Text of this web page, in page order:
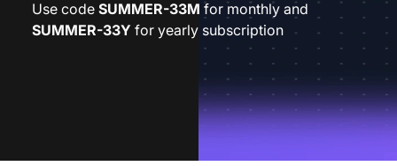
Use code SUMMER-33M for monthly and
SUMMER-33Y for yearly subscription